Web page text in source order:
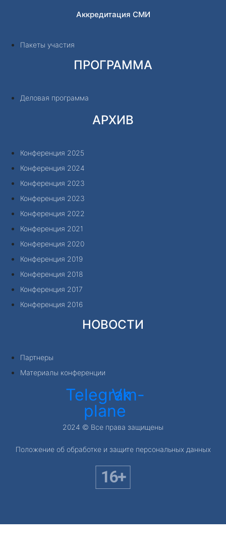
Аккредитация СМИ
Пакеты участия
ПРОГРАММА
Деловая программа
АРХИВ
Конференция 2025
Конференция 2024
Конференция 2023
Конференция 2023
Конференция 2022
Конференция 2021
Конференция 2020
Конференция 2019
Конференция 2018
Конференция 2017
Конференция 2016
НОВОСТИ
Партнеры
Материалы конференции
Telegram-
plane
Vk
2024 © Все права защищены
Положение об обработке и защите персональных данных